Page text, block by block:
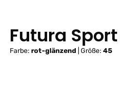
Futura
Farbe: rot-glänzend Größe: 45